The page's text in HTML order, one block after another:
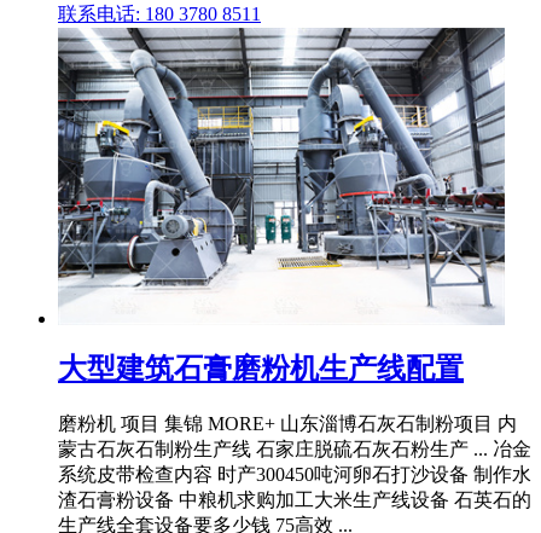
联系电话: 180 3780 8511
大型建筑石膏磨粉机生产线配置
磨粉机 项目 集锦 MORE+ 山东淄博石灰石制粉项目 内
蒙古石灰石制粉生产线 石家庄脱硫石灰石粉生产 ... 冶金
系统皮带检查内容 时产300450吨河卵石打沙设备 制作水
渣石膏粉设备 中粮机求购加工大米生产线设备 石英石的
生产线全套设备要多少钱 75高效 ...